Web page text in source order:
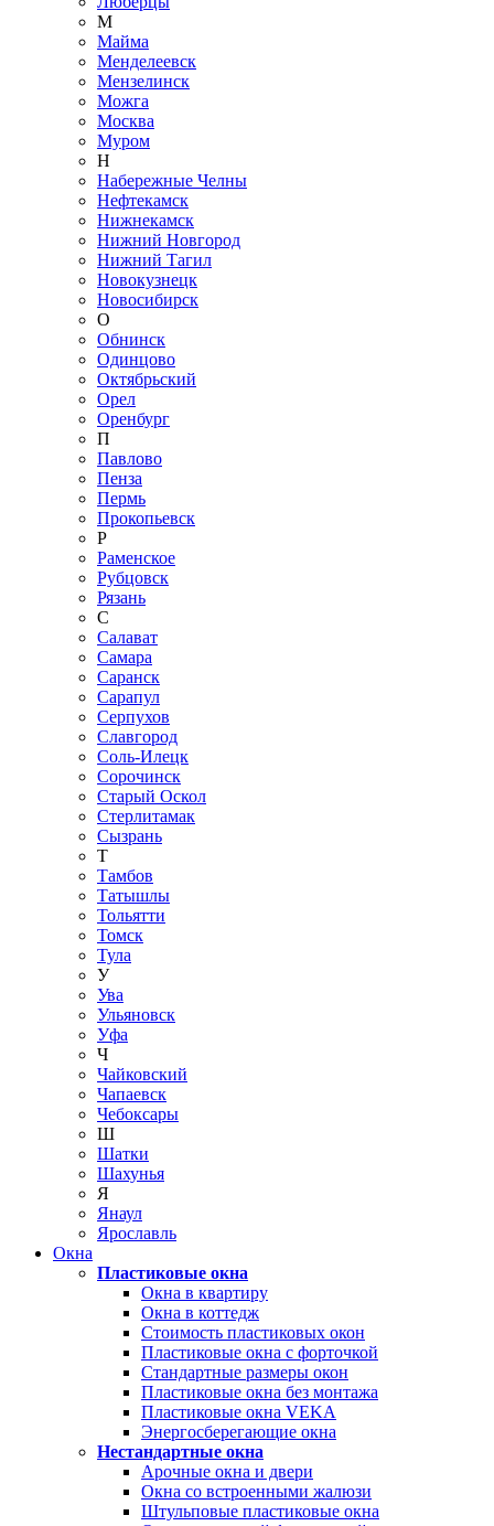
М
Майма
Менделеевск
Мензелинск
Можга
Москва
Муром
Н
Набережные Челны
Нефтекамск
Нижнекамск
Нижний Новгород
Нижний Тагил
Новокузнецк
Новосибирск
О
Обнинск
Одинцово
Октябрьский
Орел
Оренбург
П
Павлово
Пенза
Пермь
Прокопьевск
Р
Раменское
Рубцовск
Рязань
С
Салават
Самара
Саранск
Сарапул
Серпухов
Славгород
Соль-Илецк
Сорочинск
Старый Оскол
Стерлитамак
Сызрань
Т
Тамбов
Татышлы
Тольятти
Томск
Тула
У
Ува
Ульяновск
Уфа
Ч
Чайковский
Чапаевск
Чебоксары
Ш
Шатки
Шахунья
Я
Янаул
Ярославль
Окна
Пластиковые окна
Окна в квартиру
Окна в коттедж
Стоимость пластиковых окон
Пластиковые окна с форточкой
Стандартные размеры окон
Пластиковые окна без монтажа
Пластиковые окна VEKA
Энергосберегающие окна
Нестандартные окна
Арочные окна и двери
Окна со встроенными жалюзи
Штульповые пластиковые окна